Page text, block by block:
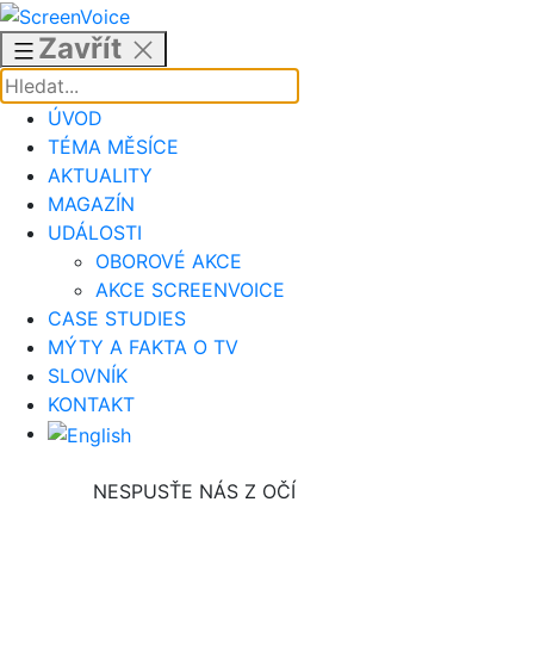
Přejít
obsahu
Zavřít
ÚVOD
TÉMA MĚSÍCE
AKTUALITY
MAGAZÍN
UDÁLOSTI
OBOROVÉ AKCE
AKCE SCREENVOICE
CASE STUDIES
MÝTY A FAKTA O TV
SLOVNÍK
KONTAKT
NESPUSŤE NÁS Z OČÍ